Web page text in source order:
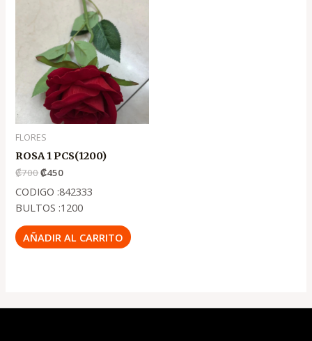
FLORES
ROSA 1 PCS(1200)
₡700
original
₡700
₡450
precio
actual
es:
.
₡450
CODIGO :842333
BULTOS :1200
AÑADIR AL CARRITO